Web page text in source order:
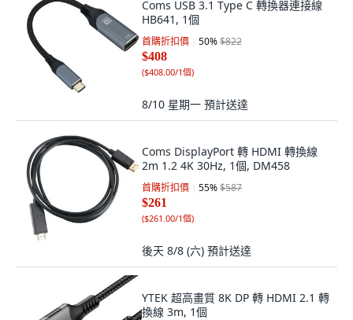
Coms USB 3.1 Type C 轉換器連接線
HB641, 1個
首購折扣價 50%$822
$408
($408.00/1個)
8/10 星期一 預計送達
Coms DisplayPort 轉 HDMI 轉換線
2m 1.2 4K 30Hz, 1個, DM458
首購折扣價 55%$587
$261
($261.00/1個)
後天 8/8 (六) 預計送達
YTEK 超高畫質 8K DP 轉 HDMI 2.1 轉
換線 3m, 1個